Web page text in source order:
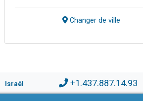
Changer de ville
Israël +1.437.887.14.93